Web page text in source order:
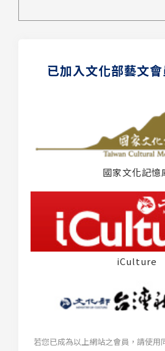
已加入文化部藝文
國家文化記憶
iCulture
若您已成為以上網站之會員，請使用